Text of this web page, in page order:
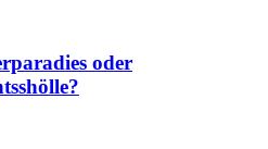
oder